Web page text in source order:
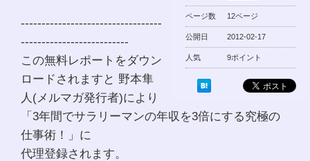
ページ数 12ページ
公開日 2012-02-17
人気 9ポイント
----------------------------------
--------------------------
この無料レポートをダウン
ロードされますと 野本隼
人(メルマガ発行者)により
「3年間でサラリーマンの年収を3倍にする究極の
仕事術！」に
代理登録されます。